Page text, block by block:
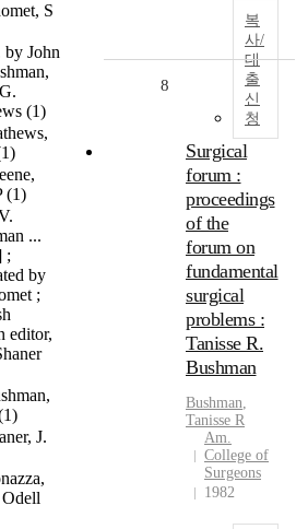
S
by John
(1)
(1)
...
;
by
;
editor,
J.
복
사/
대
출
신
청
8
Surgical
forum :
proceedings
of the
forum on
fundamental
surgical
problems :
Tanisse R.
Bushman
Bushman,
Tanisse R
Am.
College of
Surgeons
1982